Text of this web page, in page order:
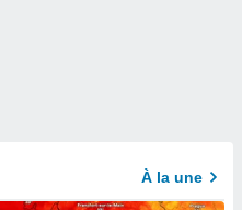
À la une